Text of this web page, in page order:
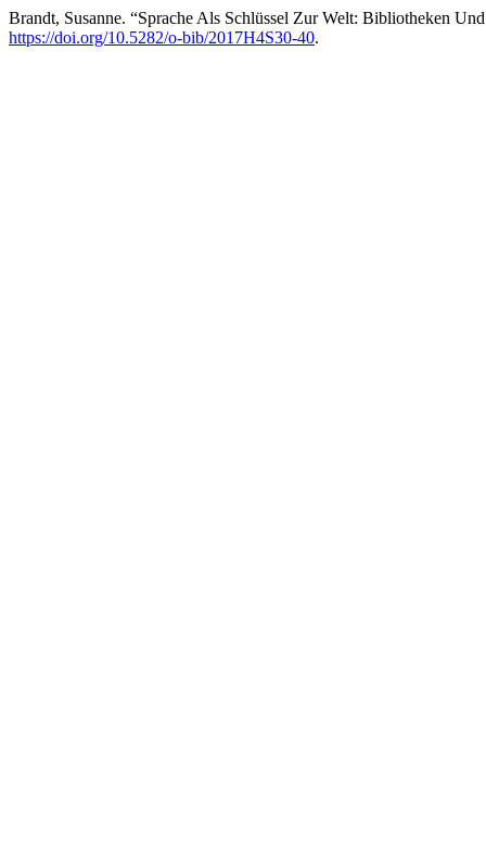
Brandt, Susanne. “Sprache Als Schlüssel Zur Welt: Bibliotheken
https://doi.org/10.5282/o-bib/2017H4S30-40.